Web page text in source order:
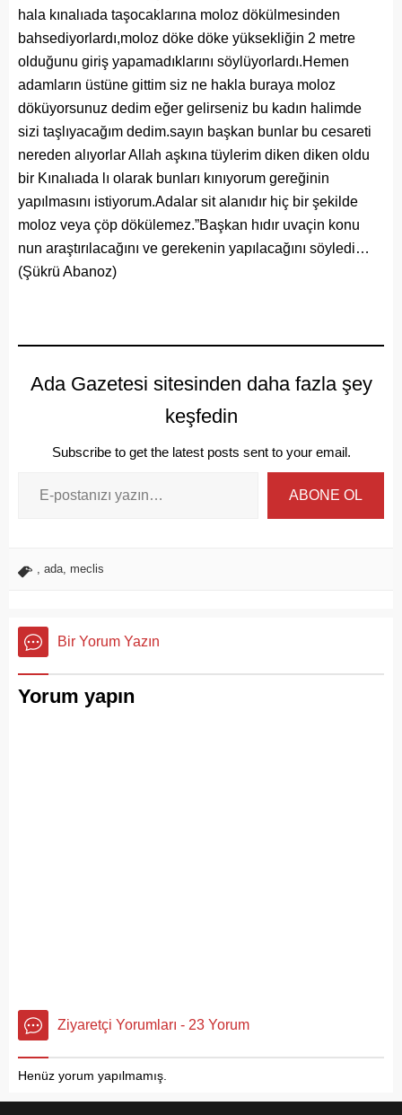
hala kınalıada taşocaklarına moloz dökülmesinden
bahsediyorlardı,moloz döke döke yüksekliğin 2 metre
olduğunu giriş yapamadıklarını söylüyorlardı.Hemen
adamların üstüne gittim siz ne hakla buraya moloz
döküyorsunuz dedim eğer gelirseniz bu kadın halimde
sizi taşlıyacağım dedim.sayın başkan bunlar bu cesareti
nereden alıyorlar Allah aşkına tüylerim diken diken oldu
bir Kınalıada lı olarak bunları kınıyorum gereğinin
yapılmasını istiyorum.Adalar sit alanıdır hiç bir şekilde
moloz veya çöp dökülemez.”Başkan hıdır uvaçin konu
nun araştırılacağını ve gerekenin yapılacağını söyledi…
(Şükrü Abanoz)
Ada Gazetesi sitesinden daha fazla şey
keşfedin
Subscribe to get the latest posts sent to your email.
ABONE OL
, ada, meclis
Bir Yorum Yazın
Yorum yapın
Ziyaretçi Yorumları - 23 Yorum
Henüz yorum yapılmamış.